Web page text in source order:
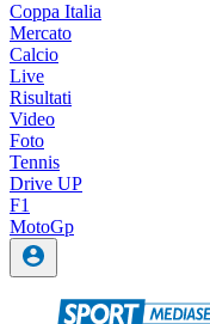
Coppa Italia
Mercato
Calcio
Live
Risultati
Video
Foto
Tennis
Drive UP
F1
MotoGp